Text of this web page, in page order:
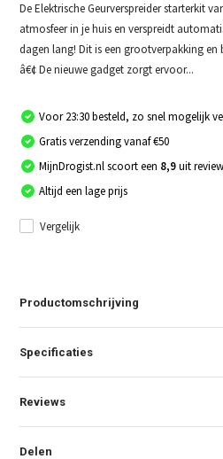
De Elektrische Geurverspreider starterkit
atmosfeer in je huis en verspreidt
dagen lang! Dit is een grootverpakking en
â€¢ De nieuwe gadget zorgt ervoor...
Voor 23:30 besteld, zo snel mogelijk
Gratis verzending vanaf €50
MijnDrogist.nl scoort een 8,9uit
Altijd een lage prijs
Vergelijk
Productomschrijving
Specificaties
Reviews
Delen